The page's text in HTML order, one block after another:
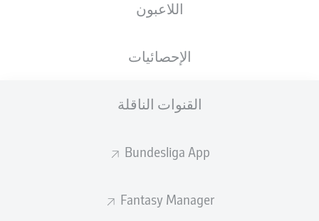
اللاعبون
الإحصائيات
القنوات الناقلة
Bundesliga App
Fantasy Manager
Herbert Bockhorn
Moritz-Broni Kwarteng
Connor KrempickiAndreas Müller